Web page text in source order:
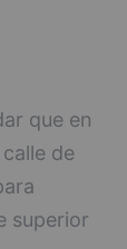
que en
de
superior